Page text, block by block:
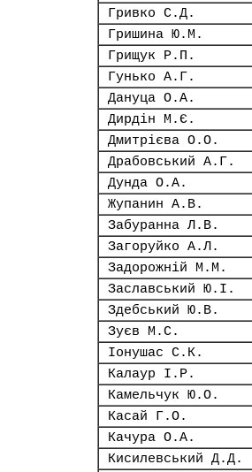
Гривко С.Д.
Гришина Ю.М.
Грищук Р.П.
Гунько А.Г.
Дануца О.А.
Дирдін М.Є.
Дмитрієва О.О.
Драбовський А.Г.
Дунда О.А.
Жупанин А.В.
Забуранна Л.В.
Загоруйко А.Л.
Задорожній М.М.
Заславський Ю.І.
Здебський Ю.В.
Зуєв М.С.
Іонушас С.К.
Калаур І.Р.
Камельчук Ю.О.
Касай Г.О.
Качура О.А.
Кисилевський Д.Д.